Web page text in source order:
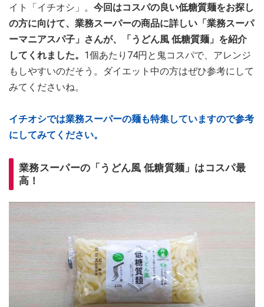
イト「イチオシ」。 今回はコスパの良い低糖質麺をお探し
の方に向けて、業務スーパーの商品に詳しい「業務スーパ
ーマニアスパ子」さんが、「うどん風 低糖質麺」を紹介
してくれました。 1個あたり74円と鬼コスパで、アレンジ
もしやすいのだそう。ダイエット中の方はぜひ参考にして
みてくださいね。
イチオシでは業務スーパーの麺も特集していますので参考
にしてみてください。
業務スーパーの「うどん風 低糖質麺」はコスパ最
高！